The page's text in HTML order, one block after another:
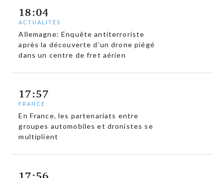
18:04
ACTUALITÉS
Allemagne: Enquête antiterroriste
après la découverte d’un drone piégé
dans un centre de fret aérien
17:57
FRANCE
En France, les partenariats entre
groupes automobiles et dronistes se
multiplient